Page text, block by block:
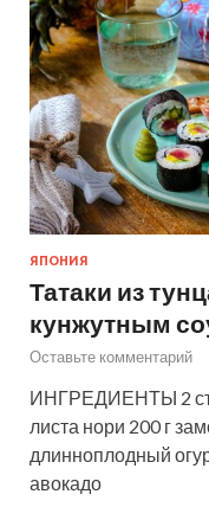
ЯПОНИЯ
Татаки из
кунжутным
Оставьте комментарий
ИНГРЕДИЕНТЫ 2
листа нори 200 г
длинноплодный
авокадо